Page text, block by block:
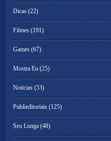
Dicas (22)
Filmes (191)
Games (67)
Mostra Eu (25)
Noticias (53)
Publieditoriais (125)
Seu Lunga (48)